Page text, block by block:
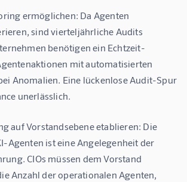
ermöglichen: Da Agenten
sind vierteljährliche Audits
benötigen ein Echtzeit-
mit automatisierten
Anomalien. Eine lückenlose Audit-Spur
unerlässlich.
auf Vorstandsebene etablieren: Die
Agenten ist eine Angelegenheit der
CIOs müssen dem Vorstand
Anzahl der operationalen Agenten,